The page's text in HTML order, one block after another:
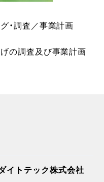
・調査
事業計画
の調査及び事業計画
イトテック株式会社